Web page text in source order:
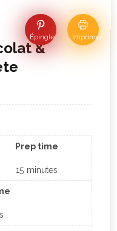
Épingle Imprimer
&
Prep time
15 minutes